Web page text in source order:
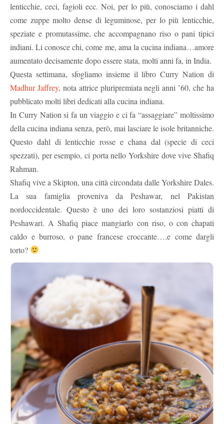
lenticchie, ceci, fagioli ecc. Noi, per lo più, conosciamo i dahl
come zuppe molto dense di leguminose, per lo più lenticchie,
speziate e promutassime, che accompagnano riso o pani tipici
indiani. Li conosce chi, come me, ama la cucina indiana…amore
aumentato decisamente dopo essere stata, molti anni fa, in India.
Questa settimana, sfogliamo insieme il libro Curry Nation di
Madhur Jaffrey, nota attrice pluripremiata negli anni ’60, che ha
pubblicato molti libri dedicati alla cucina indiana.
In Curry Nation si fa un viaggio e ci fa “assaggiare” moltissimo
della cucina indiana senza, però, mai lasciare le isole britanniche.
Questo dahl di lenticchie rosse e chana dal (specie di ceci
spezzati), per esempio, ci porta nello Yorkshire dove vive Shafiq
Rahman.
Shafiq vive a Skipton, una città circondata dalle Yorkshire Dales.
La sua famiglia proveniva da Peshawar, nel Pakistan
nordoccidentale. Questo è uno dei loro sostanziosi piatti di
Peshawari. A Shafiq piace mangiarlo con riso, o con chapati
caldo e burroso, o pane francese croccante….e come dargli
torto?